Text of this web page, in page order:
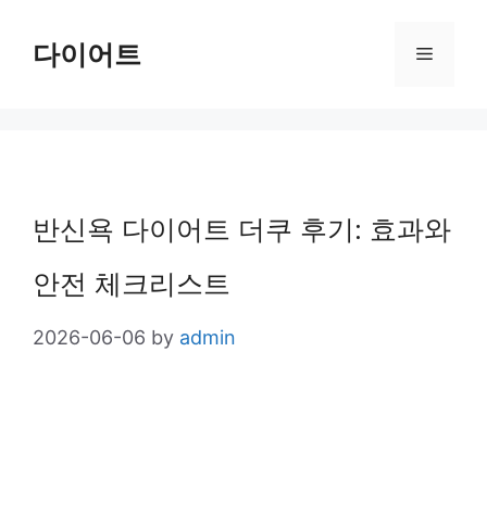
다이어트 Menu
반신욕 다이어트 더쿠 후기: 효과와
안전 체크리스트
2026-06-06 by admin